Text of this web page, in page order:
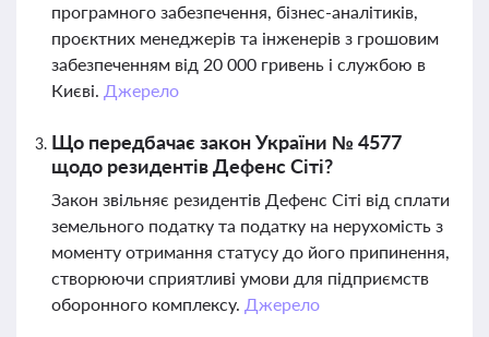
програмного забезпечення, бізнес-аналітиків,
проєктних менеджерів та інженерів з грошовим
забезпеченням від 20 000 гривень і службою в
Києві. Джерело
Що передбачає закон України № 4577
щодо резидентів Дефенс Сіті?
Закон звільняє резидентів Дефенс Сіті від сплати
земельного податку та податку на нерухомість з
моменту отримання статусу до його припинення,
створюючи сприятливі умови для підприємств
оборонного комплексу. Джерело